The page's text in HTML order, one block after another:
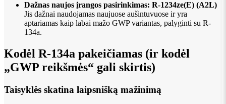
Dažnas naujos įrangos pasirinkimas: R-1234ze(E) (A2L)
Jis dažnai naudojamas naujuose aušintuvuose ir yra
aptariamas kaip labai mažo GWP variantas, palyginti su R-
134a.
Kodėl R-134a pakeičiamas (ir kodėl
„GWP reikšmės“ gali skirtis)
Taisyklės skatina laipsnišką mažinimą